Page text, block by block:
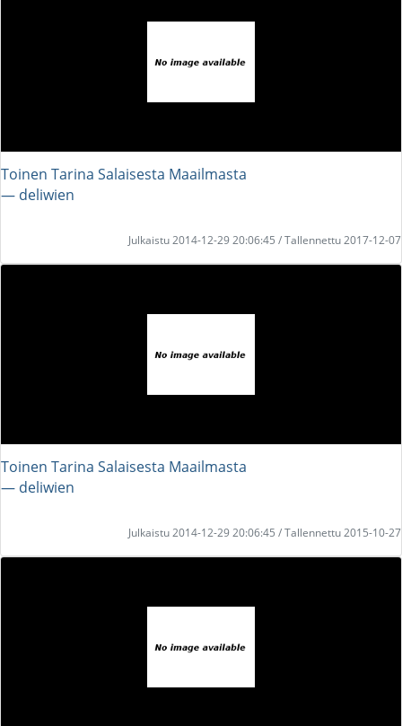
Toinen Tarina Salaisesta Maailmasta
― deliwien
Julkaistu 2014-12-29 20:06:45 / Tallennettu 2017-12-07
Toinen Tarina Salaisesta Maailmasta
― deliwien
Julkaistu 2014-12-29 20:06:45 / Tallennettu 2015-10-27